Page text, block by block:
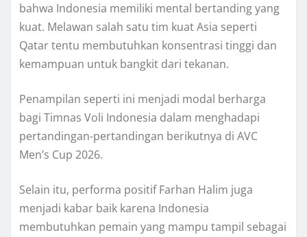
bahwa Indonesia memiliki mental bertanding yang
kuat. Melawan salah satu tim kuat Asia seperti
Qatar tentu membutuhkan konsentrasi tinggi dan
kemampuan untuk bangkit dari tekanan.
Penampilan seperti ini menjadi modal berharga
bagi Timnas Voli Indonesia dalam menghadapi
pertandingan-pertandingan berikutnya di AVC
Men’s Cup 2026.
Selain itu, performa positif Farhan Halim juga
menjadi kabar baik karena Indonesia
membutuhkan pemain yang mampu tampil sebagai